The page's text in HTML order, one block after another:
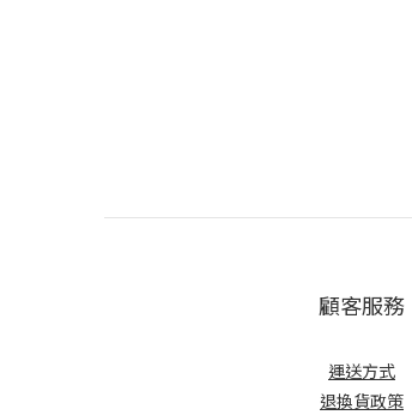
顧客服務
運送方式
退換貨政策